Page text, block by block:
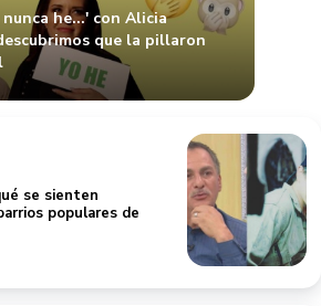
nunca he...' con Alicia
que la pillaron
se sienten
populares de